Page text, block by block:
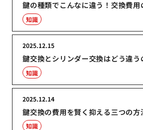
鍵の種類でこんなに違う！交換費用
知識
鍵交換とシリンダー交換はどう違う
2025.12.15
知識
鍵交換の費用を賢く抑える三つの方
2025.12.14
知識